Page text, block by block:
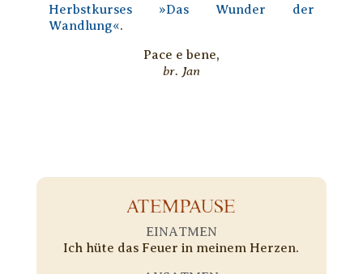
Herbstkurses »Das Wunder der
Wandlung«.
Pace e bene,
br. Jan
ATEMPAUSE
EINATMEN
Ich hüte das Feuer in meinem Herzen.